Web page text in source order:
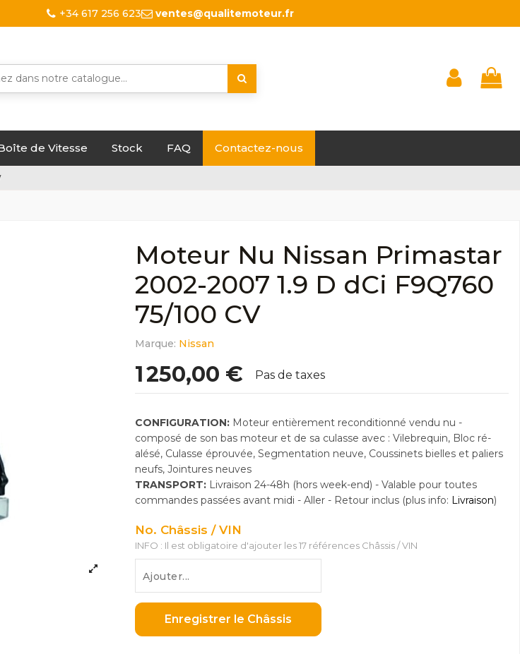
+34 617 256 623 ventes@qualitemoteur.fr
de Vitesse Stock FAQ Contactez-nous
Moteur Nu Nissan Primastar
2002-2007 1.9 D dCi F9Q760
75/100 CV
Marque: Nissan
1 250,00 € Pas de taxes
CONFIGURATION:Moteur entièrement reconditionné vendu nu -
composé de son bas moteur et de sa culasse avec : Vilebrequin, Bloc ré-
alésé, Culasse éprouvée, Segmentation neuve, Coussinets bielles et paliers
neufs, Jointures neuves
TRANSPORT: Livraison 24-48h (hors week-end) - Valable pour toutes
commandes passées avant midi - Aller - Retour inclus (plus info: Livraison)
No. Châssis / VIN
INFO : Il est obligatoire d'ajouter les 17 références Châssis / VIN
Enregistrer le Châssis